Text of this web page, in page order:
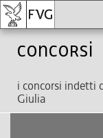
Concorsi
i concorsi indetti
Giulia